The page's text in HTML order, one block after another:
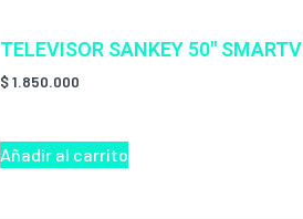
TELEVISOR SANKEY 50″ SMARTV
$1.850.000
Añadir al carrito